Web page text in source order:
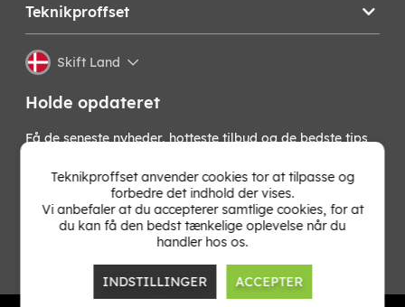
Teknikproffset
Skift Land
Holde opdateret
Få de seneste nyheder, hotteste tilbud og de bedste tips
nyhedsbrev!
OK
Teknikproffset anvender cookies tor at tilpasse og
forbedre det indhold der vises.
Vi anbefaler at du accepterer samtlige cookies, for at
du kan få den bedst tænkelige oplevelse når du
handler hos os.
INDSTILLINGER ACCEPTER